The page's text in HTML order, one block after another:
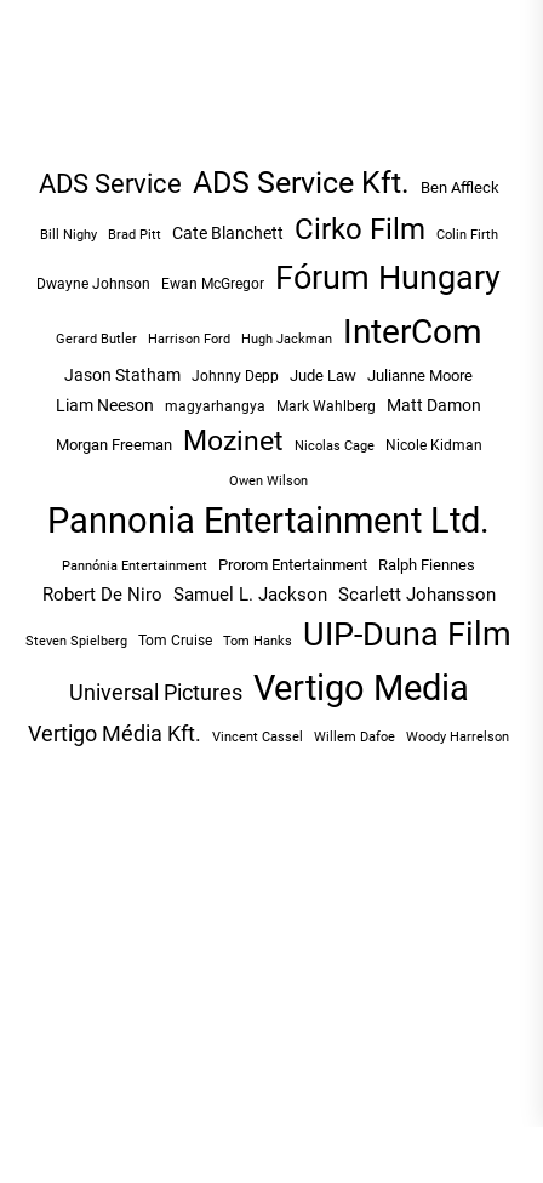
ADS Service ADS Service Kft. Ben Affleck
Bill Nighy Brad Pitt Cate Blanchett Cirko Film Colin Firth
Dwayne Johnson Ewan McGregor Fórum Hungary
Gerard Butler Harrison Ford Hugh Jackman InterCom
Jason Statham Johnny Depp Jude Law Julianne Moore
Liam Neeson magyarhangya Mark Wahlberg Matt Damon
Morgan Freeman Mozinet Nicolas Cage Nicole Kidman
Owen Wilson
Pannonia Entertainment Ltd.
Pannónia Entertainment Prorom Entertainment Ralph Fiennes
Robert De Niro Samuel L. Jackson Scarlett Johansson
Steven Spielberg Tom Cruise Tom Hanks UIP-Duna Film
Universal Pictures Vertigo Media
Vertigo Média Kft. Vincent Cassel Willem Dafoe Woody Harrelson